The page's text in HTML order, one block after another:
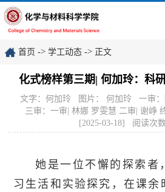
首页 -> 学工动态 -> 正文
化式榜样第三期| 何加玲：科
文字：何加玲 图片： 何加玲 一审
三审：一审| 林娜 罗雯慧 二审| 谢峥
[2025-03-18] 阅读次
她是一位不懈的探索者
习生活和实验探究，在课余